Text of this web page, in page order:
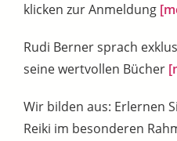
klicken zur Anmeldung
Rudi Berner sprach
seine wertvollen Bücher
Wir bilden aus: Erlernen
Reiki im besonderen